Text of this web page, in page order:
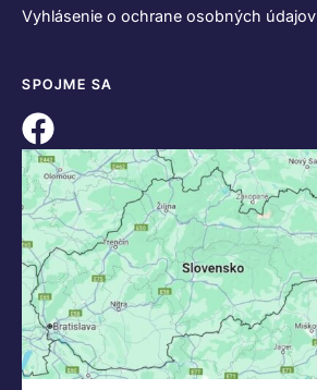
Vyhlásenie o ochrane osobných údajov
SPOJME SA